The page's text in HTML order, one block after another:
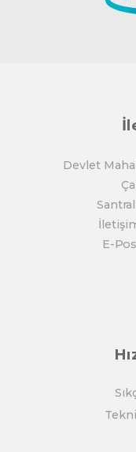
Devlet
Santral
E-